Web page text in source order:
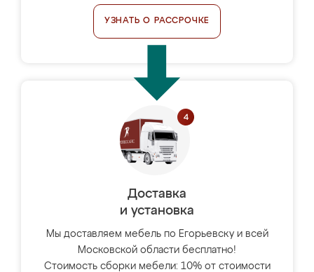
УЗНАТЬ О РАССРОЧКЕ
Доставка
и установка
Мы доставляем мебель по Егорьевску и всей
Московской области бесплатно!
Стоимость сборки мебели: 10% от стоимости